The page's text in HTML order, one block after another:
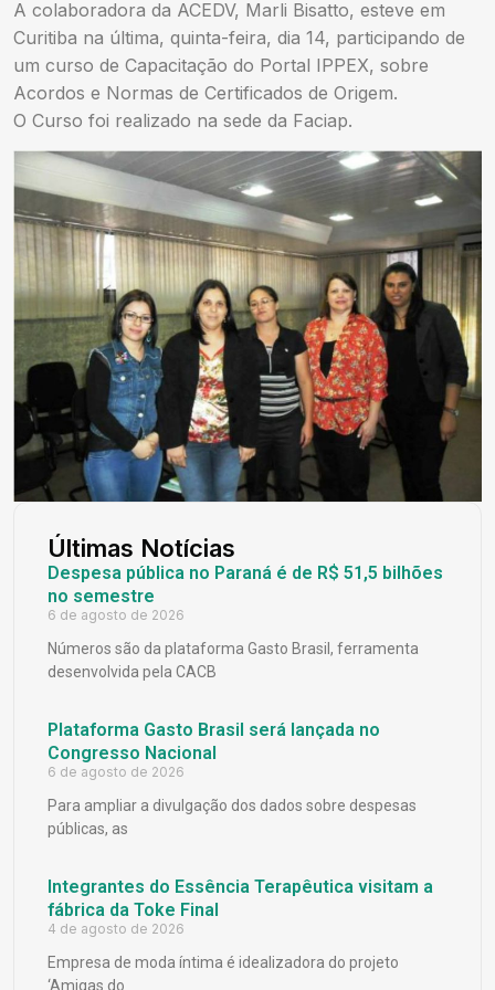
A colaboradora da ACEDV, Marli Bisatto, esteve em
Curitiba na última, quinta-feira, dia 14, participando de
um curso de Capacitação do Portal IPPEX, sobre
Acordos e Normas de Certificados de Origem.
O Curso foi realizado na sede da Faciap.
Últimas Notícias
Despesa pública no Paraná é de R$ 51,5 bilhões
no semestre
6 de agosto de 2026
Números são da plataforma Gasto Brasil, ferramenta
desenvolvida pela CACB
Plataforma Gasto Brasil será lançada no
Congresso Nacional
6 de agosto de 2026
Para ampliar a divulgação dos dados sobre despesas
públicas, as
Integrantes do Essência Terapêutica visitam a
fábrica da Toke Final
4 de agosto de 2026
Empresa de moda íntima é idealizadora do projeto
‘Amigas do